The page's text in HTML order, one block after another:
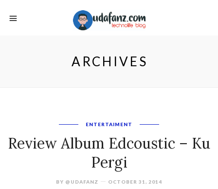
ARCHIVES
ENTERTAIMENT
Review Album Edcoustic – Ku
Pergi
BY @UDAFANZ OCTOBER 31, 2014